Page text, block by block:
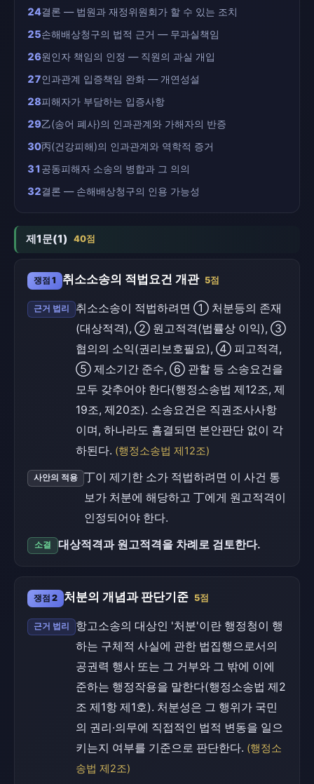
24결론 — 법원과 재정위원회가 할 수 있는 조치
25손해배상청구의 법적 근거 — 무과실책임
26원인자 책임의 인정 — 직원의 과실 개입
27인과관계 입증책임 완화 — 개연성설
28피해자가 부담하는 입증사항
29乙(송어 폐사)의 인과관계와 가해자의 반증
30丙(건강피해)의 인과관계와 역학적 증거
31공동피해자 소송의 병합과 그 의의
32결론 — 손해배상청구의 인용 가능성
제1문(1) 40점
쟁점 1 취소소송의 적법요건 개관 5점
근거 법리
취소소송이 적법하려면 ① 처분등의 존재
(대상적격), ② 원고적격(법률상 이익), ③
협의의 소익(권리보호필요), ④ 피고적격,
⑤ 제소기간 준수, ⑥ 관할 등 소송요건을
모두 갖추어야 한다(행정소송법 제12조, 제
19조, 제20조). 소송요건은 직권조사사항
이며, 하나라도 흠결되면 본안판단 없이 각
하된다. (행정소송법 제12조)
사안의 적용
丁이 제기한 소가 적법하려면 이 사건 통
보가 처분에 해당하고 丁에게 원고적격이
인정되어야 한다.
소결 대상적격과 원고적격을 차례로 검토한다.
쟁점 2 처분의 개념과 판단기준 5점
근거 법리
항고소송의 대상인 '처분'이란 행정청이 행
하는 구체적 사실에 관한 법집행으로서의
공권력 행사 또는 그 거부와 그 밖에 이에
준하는 행정작용을 말한다(행정소송법 제2
조 제1항 제1호). 처분성은 그 행위가 국민
의 권리·의무에 직접적인 법적 변동을 일으
키는지 여부를 기준으로 판단한다. (행정소
송법 제2조)